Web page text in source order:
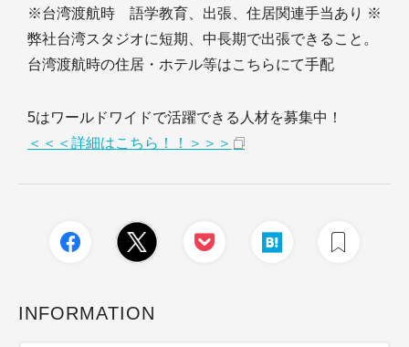
※台湾渡航時 語学教育、出張、住居関連手当あり ※
弊社台湾スタジオに短期、中長期で出張できること。
台湾渡航時の住居・ホテル等はこちらにて手配
5はワールドワイドで活躍できる人材を募集中！
＜＜＜詳細はこちら！！＞＞＞
INFORMATION